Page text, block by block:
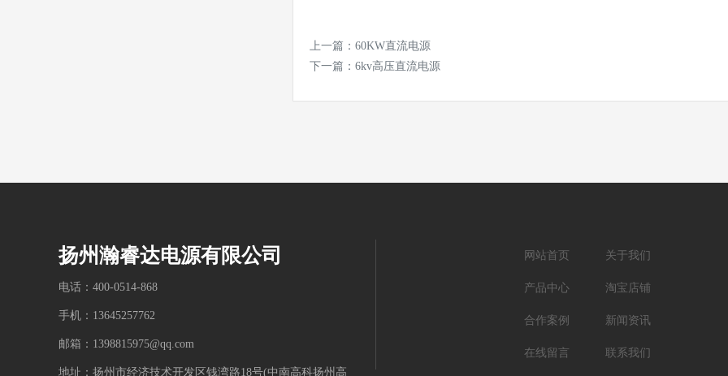
上一篇： 60KW直流电源
下一篇： 6kv高压直流电源
扬州瀚睿达电源有限公司
电话：400-0514-868
手机：13645257762
邮箱：1398815975@qq.com
地址：扬州市经济技术开发区钱湾路18号(中南高科扬州高
网站首页 关于我们
产品中心 淘宝店铺
合作案例 新闻资讯
在线留言 联系我们